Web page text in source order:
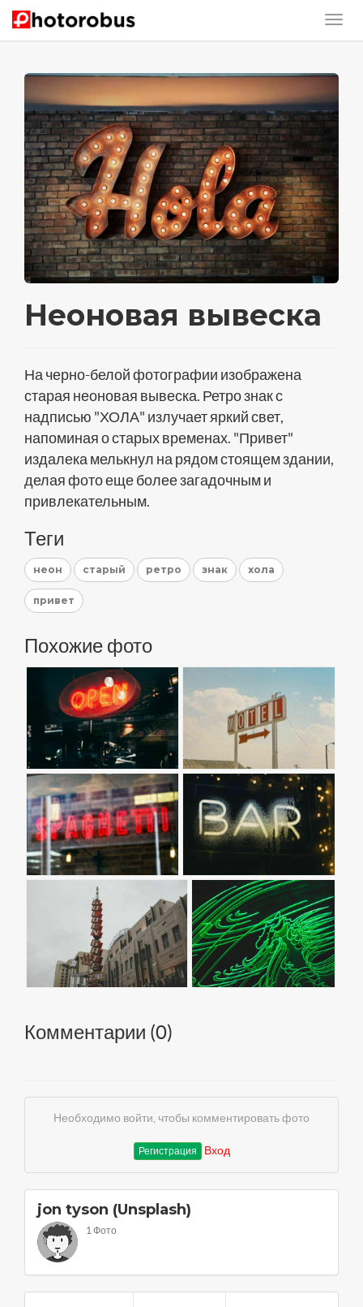
Неоновая вывеска
На черно-белой фотографии изображена
старая неоновая вывеска. Ретро знак с
надписью "ХОЛА" излучает яркий свет,
напоминая о старых временах. "Привет"
издалека мелькнул на рядом стоящем здании,
делая фото еще более загадочным и
привлекательным.
Теги
неон старый ретро знак хола
привет
Похожие фото
Комментарии (0)
Необходимо войти, чтобы комментировать фото
Регистрация Вход
jon tyson (Unsplash)
1 Фото